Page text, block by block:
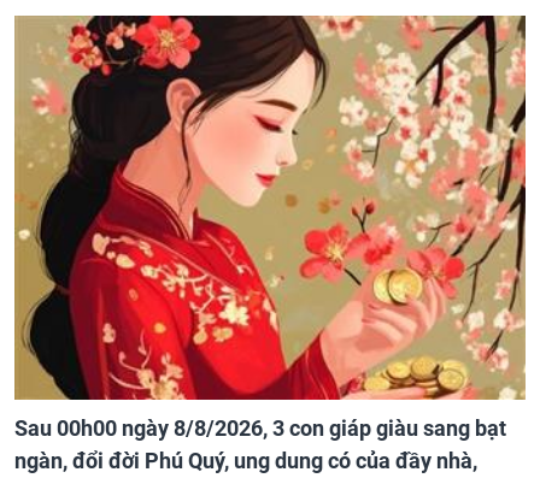
Sau 00h00 ngày 8/8/2026, 3 con giáp giàu sang bạt
ngàn, đổi đời Phú Quý, ung dung có của đầy nhà,